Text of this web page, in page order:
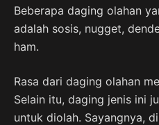
Beberapa daging olahan
adalah sosis, nugget,
ham.
Rasa dari daging olahan
Selain itu, daging jenis ini
untuk diolah. Sayangnya,